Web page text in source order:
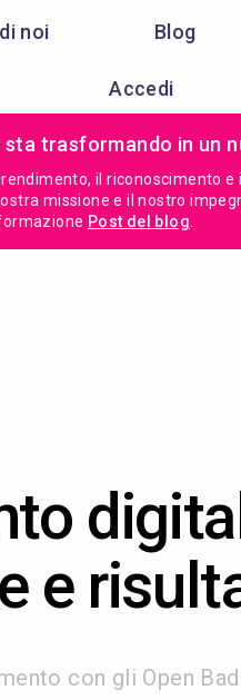
noi Blog
Accedi
trasformando in un
il riconoscimento
missione e il nostro
Post del blog
e
con gli Open